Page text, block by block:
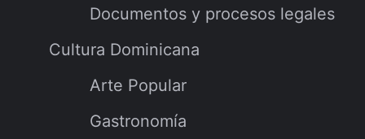
Documentos y procesos legales
Cultura Dominicana
Arte Popular
Gastronomía